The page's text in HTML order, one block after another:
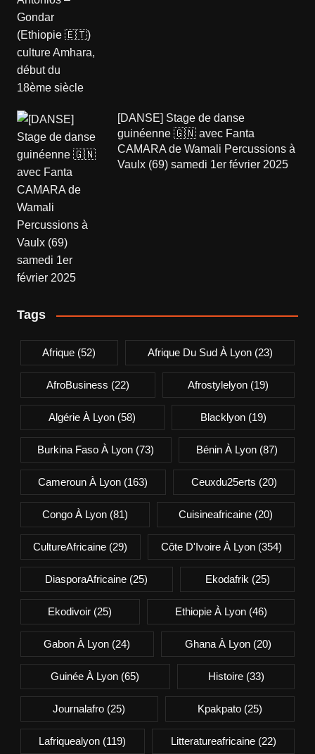
[DANSE] Stage de danse
guinéenne 🇬🇳 avec Fanta
CAMARA de Wamali Percussions à
Vaulx (69) samedi 1er février 2025
Tags
Afrique (52) Afrique Du Sud À Lyon(23)
AfroBusiness (22) Afrostylelyon (19)
Algérie À Lyon (58) Blacklyon(19)
Burkina Faso À Lyon (73) Bénin À Lyon(87)
Cameroun À Lyon (163) Ceuxdu25erts (20)
Congo À Lyon(81) Cuisineafricaine (20)
CultureAfricaine (29) Côte D'Ivoire À Lyon(354)
DiasporaAfricaine (25) Ekodafrik (25)
Ekodivoir (25) Ethiopie À Lyon(46)
Gabon À Lyon (24) Ghana À Lyon(20)
Guinée À Lyon (65) Histoire(33)
Journalafro (25) Kpakpato(25)
Lafriquealyon (119) Litteratureafricaine(22)